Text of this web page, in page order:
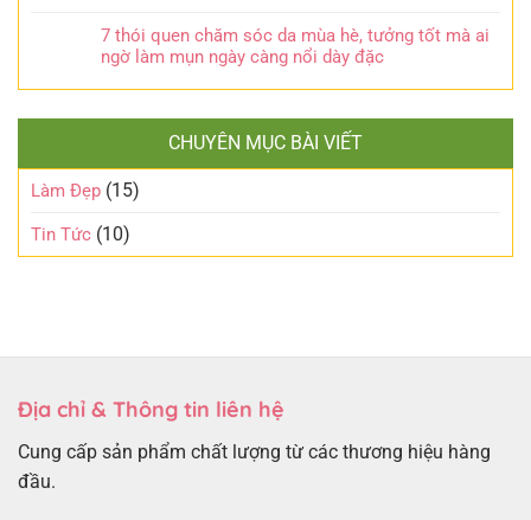
7 thói quen chăm sóc da mùa hè, tưởng tốt mà ai
ngờ làm mụn ngày càng nổi dày đặc
CHUYÊN MỤC BÀI VIẾT
Làm Đẹp (15)
Tin Tức (10)
Địa chỉ & Thông tin liên hệ
Cung cấp sản phẩm chất lượng từ các thương hiệu hàng
đầu.